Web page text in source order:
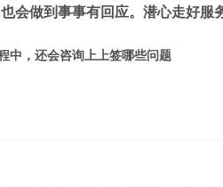
会做到事事有回应。潜心走好服